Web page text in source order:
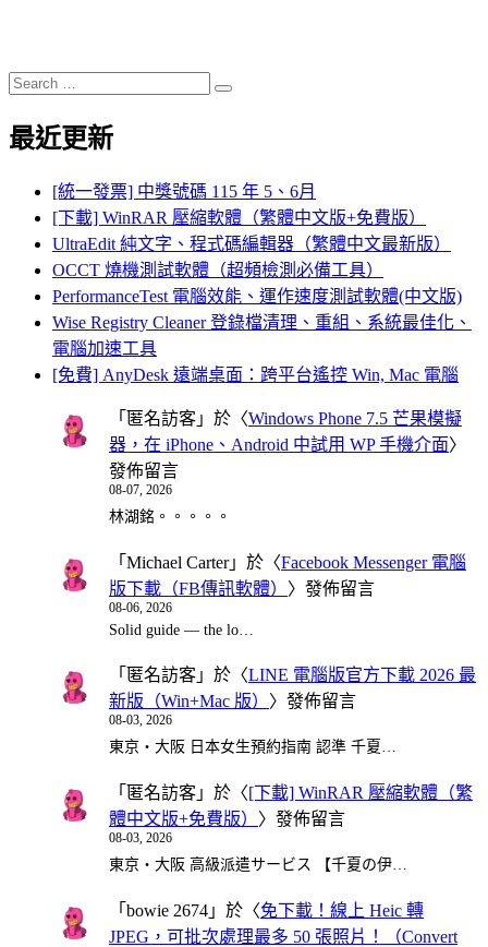
Search
for:
Search
最近更新
[統一發票] 中獎號碼 115 年 5、6月
[下載] WinRAR 壓縮軟體（繁體中文版+免費版）
UltraEdit 純文字、程式碼編輯器（繁體中文最新版）
OCCT 燒機測試軟體（超頻檢測必備工具）
PerformanceTest 電腦效能、運作速度測試軟體(中文版)
Wise Registry Cleaner 登錄檔清理、重組、系統最佳化、
電腦加速工具
[免費] AnyDesk 遠端桌面：跨平台遙控 Win, Mac 電腦
「 匿名訪客 」於〈Windows Phone 7.5 芒果模擬
器，在 iPhone、Android 中試用 WP 手機介面〉
發佈留言
08-07, 2026
林湖銘。。。。。
「 Michael Carter」於〈Facebook Messenger 電腦
版下載（FB傳訊軟體） 〉發佈留言
08-06, 2026
Solid guide — the lo…
「 匿名訪客 」於〈LINE 電腦版官方下載 2026 最
新版（Win+Mac 版） 〉發佈留言
08-03, 2026
東京・大阪 日本女生預約指南 認準 千夏…
「 匿名訪客 」於〈[下載] WinRAR 壓縮軟體（繁
體中文版+免費版） 〉發佈留言
08-03, 2026
東京・大阪 高級派遣サービス 【千夏の伊…
「 bowie 2674 」於〈免下載！線上 Heic 轉
JPEG，可批次處理最多 50 張照片！（Convert